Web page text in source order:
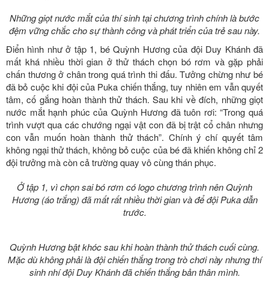
Những giọt nước mắt của thí sinh tại chương trình chính là bước
đệm vững chắc cho sự thành công và phát triển của trẻ sau này.
Điển hình như ở tập 1, bé Quỳnh Hương của đội Duy Khánh đã
mất khá nhiều thời gian ở thử thách chọn bó rơm và gặp phải
chấn thương ở chân trong quá trình thi đấu. Tưởng chừng như bé
đã bỏ cuộc khi đội của Puka chiến thắng, tuy nhiên em vẫn quyết
tâm, cố gắng hoàn thành thử thách. Sau khi về đích, những giọt
nước mắt hạnh phúc của Quỳnh Hương đã tuôn rơi: “Trong quá
trình vượt qua các chướng ngại vật con đã bị trật cổ chân nhưng
con vẫn muốn hoàn thành thử thách”. Chính ý chí quyết tâm
không ngại thử thách, không bỏ cuộc của bé đã khiến không chỉ 2
đội trưởng mà còn cả trường quay vô cùng thán phục.
Ở tập 1, vì chọn sai bó rơm có logo chương trình nên Quỳnh
Hương (áo trắng) đã mất rất nhiều thời gian và để đội Puka dẫn
trước.
Quỳnh Hương bật khóc sau khi hoàn thành thử thách cuối cùng.
Mặc dù không phải là đội chiến thắng trong trò chơi này nhưng thí
sinh nhí đội Duy Khánh đã chiến thắng bản thân mình.